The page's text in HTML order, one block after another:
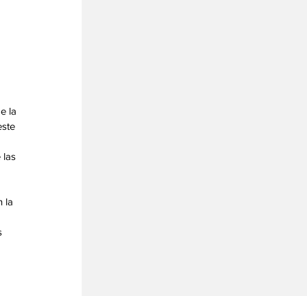
la
las
la